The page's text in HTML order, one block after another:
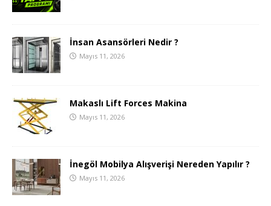
İnsan Asansörleri Nedir ?
Mayıs 11, 2026
Makaslı Lift Forces Makina
Mayıs 11, 2026
İnegöl Mobilya Alışverişi Nereden Yapılır ?
Mayıs 11, 2026